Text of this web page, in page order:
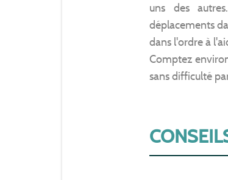
uns des
déplacements
dans l'ordre à
Comptez
sans difficulté